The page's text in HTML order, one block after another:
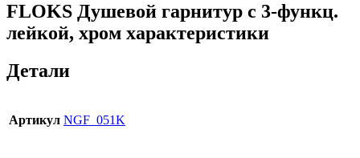
FLOKS Душевой гарнитур с 3-функц.
лейкой, хром характеристики
Детали
Артикул NGF_051K